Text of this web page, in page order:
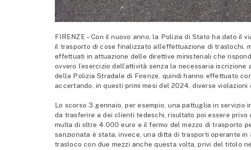
FIRENZE – Con il nuovo anno, la Polizia di Stato ha dato il
il trasporto di cose finalizzato all’effettuazione di traslochi,
effettuati in attuazione delle direttive ministeriali che
ovvero l’esercizio dell’attività senza la necessaria
della Polizia Stradale di Firenze, quindi hanno effettuato
accertando, in questi primi mesi del 2024, diverse violazioni
Lo scorso 3 gennaio, per esempio, una pattuglia in
da trasferire a dei clienti tedeschi, risultato poi essere
multa di oltre 4.000 euro e il fermo del mezzo di trasporto
sanzionata è stata, invece, una ditta di trasporti operante
trasloco con due mezzi anche questa volta, privi del titolo